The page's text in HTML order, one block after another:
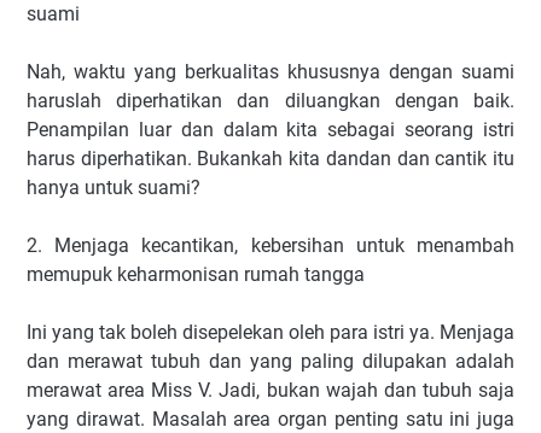
suami
Nah, waktu yang berkualitas khususnya dengan suami
haruslah diperhatikan dan diluangkan dengan baik.
Penampilan luar dan dalam kita sebagai seorang istri
harus diperhatikan. Bukankah kita dandan dan cantik itu
hanya untuk suami?
2. Menjaga kecantikan, kebersihan untuk menambah
memupuk keharmonisan rumah tangga
Ini yang tak boleh disepelekan oleh para istri ya. Menjaga
dan merawat tubuh dan yang paling dilupakan adalah
merawat area Miss V. Jadi, bukan wajah dan tubuh saja
yang dirawat. Masalah area organ penting satu ini juga